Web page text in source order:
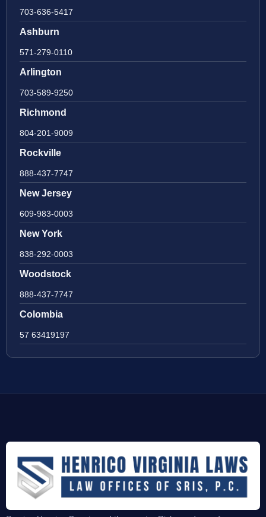
703-636-5417
Ashburn
571-279-0110
Arlington
703-589-9250
Richmond
804-201-9009
Rockville
888-437-7747
New Jersey
609-983-0003
New York
838-292-0003
Woodstock
888-437-7747
Colombia
57 63419197